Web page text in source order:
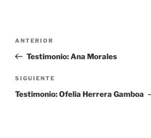
entradas
Entrada
anterior:
ANTERIOR
Testimonio: Ana Morales
Siguiente
entrada
SIGUIENTE
Testimonio: Ofelia Herrera Gamboa